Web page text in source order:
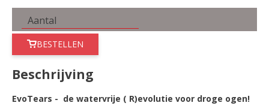
BESTELLEN
Beschrijving
EvoTears - de watervrije ( R)evolutie voor droge ogen!